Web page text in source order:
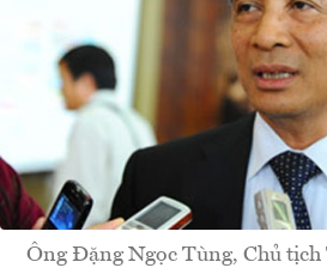
Ông Đặng Ngọc Tùng, Chủ